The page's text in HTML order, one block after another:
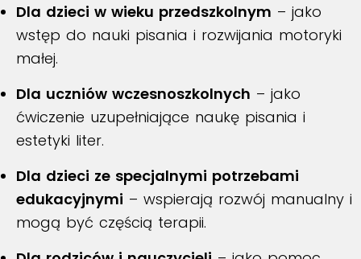
Dla dzieci w wieku przedszkolnym – jako
wstęp do nauki pisania i rozwijania motoryki
małej.
Dla uczniów wczesnoszkolnych – jako
ćwiczenie uzupełniające naukę pisania i
estetyki liter.
Dla dzieci ze specjalnymi potrzebami
edukacyjnymi – wspierają rozwój manualny i
mogą być częścią terapii.